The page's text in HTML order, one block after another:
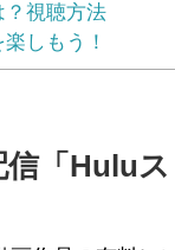
？視聴方法
しもう！
「Hulu